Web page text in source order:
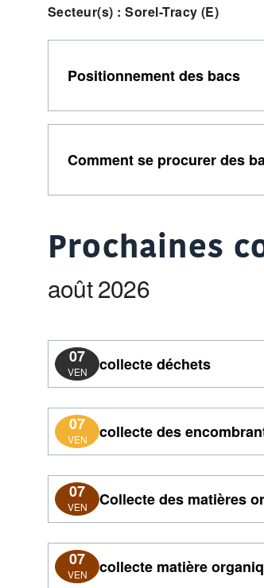
Secteur(s) : Sorel-Tracy (E)
Positionnement des bacs
Comment se procurer des
Prochaines
août 2026
07
VEN collecte déchets
07
VEN collecte des
07
VEN Collecte des matières
07
VEN collecte matière